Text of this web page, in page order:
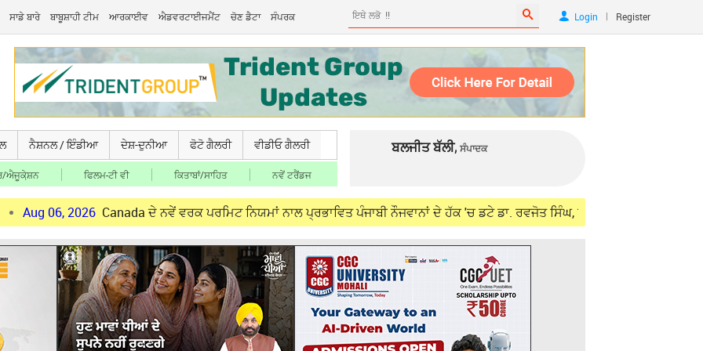
ਸਾਡੇ ਬਾਰੇ ਬਾਬੂਸ਼ਾਹੀ ਟੀਮ ਆਰਕਾਈਵ ਐਡਵਰਟਾਈਜਮੈਂਟ ਚੋਣ ਡੈਟਾ ਸੰਪਰਕ Login | Register
ਨੈਸ਼ਨਲ / ਇੰਡੀਆ ਦੇਸ਼-ਦੁਨੀਆ ਫੋਟੋ ਗੈਲਰੀ ਵੀਡੀਓ ਗੈਲਰੀ
ਐਜੂਕੇ਼ਸ਼ਨ ਫਿਲਮ-ਟੀ ਵੀ ਕਿਤਾਬਾਂ/ਸਾਹਿਤ ਨਵੇਂ ਟਰੈਂਡਜ
ਬਲਜੀਤ ਬੱਲੀ, ਸੰਪਾਦਕ
2026 Canada ਦੇ ਨਵੇਂ ਵਰਕ ਪਰਮਿਟ ਨਿਯਮਾਂ ਨਾਲ ਪ੍ਰਭਾਵਿਤ ਪੰਜਾਬੀ ਨੌਜਵਾਨਾਂ ਦੇ ਹੱਕ 'ਚ ਡਟੇ ਡਾ. ਰਵਜੋਤ ਸਿੰਘ, ਵਿਦੇਸ਼ ਮੰਤਰੀ ਜੈਸ਼ੰਕਰ ਨਾਲ ਮੁਲਾਕਾਤ